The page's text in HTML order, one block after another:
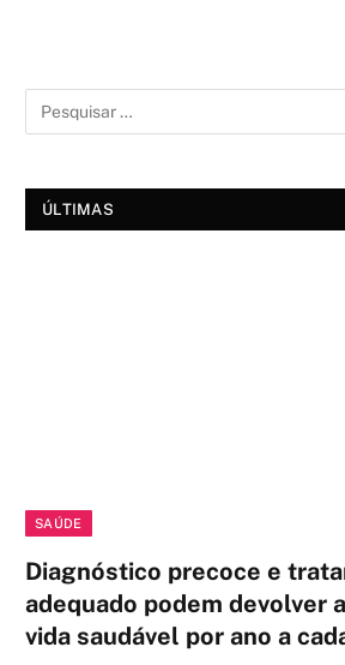
ÚLTIMAS
SAÚDE
Diagnóstico precoce e
adequado podem devolver
vida saudável por ano a